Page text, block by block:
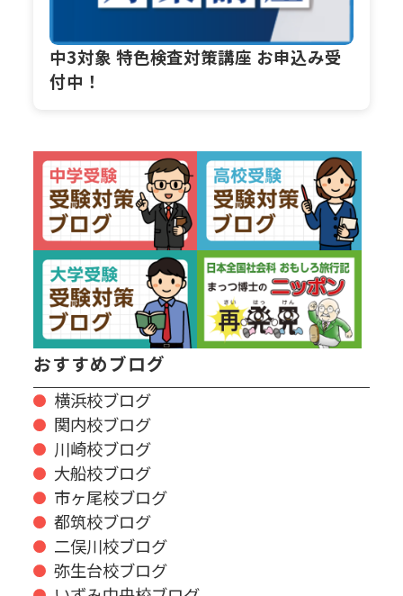
中3対象 特色検査対策講座 お申込み受
付中！
おすすめブログ
横浜校ブログ
関内校ブログ
川崎校ブログ
大船校ブログ
市ヶ尾校ブログ
都筑校ブログ
二俣川校ブログ
弥生台校ブログ